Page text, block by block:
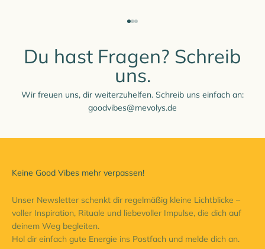
Du hast Fragen? Schreib
uns.
Wir freuen uns, dir weiterzuhelfen. Schreib uns einfach an:
goodvibes@mevolys.de
Keine Good Vibes mehr verpassen!
Unser Newsletter schenkt dir regelmäßig kleine Lichtblicke –
voller Inspiration, Rituale und liebevoller Impulse, die dich auf
deinem Weg begleiten.
Hol dir einfach gute Energie ins Postfach und melde dich an.